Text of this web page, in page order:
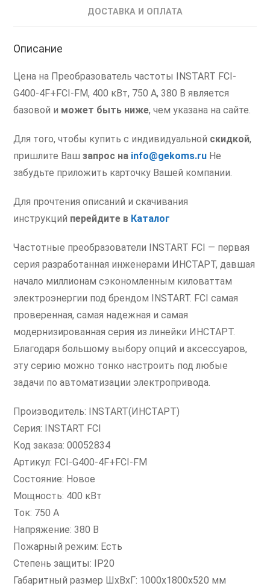
00052834
ДОСТАВКА И ОПЛАТА
Описание
Цена на Преобразователь частоты INSTART FCI-
G400-4F+FCI-FM, 400 кВт, 750 А, 380 В является
базовой и может быть ниже, чем указана на сайте.
Для того, чтобы купить с индивидуальной скидкой,
пришлите Вашзапрос на info@gekoms.ru Не
забудьте приложить карточку Вашей компании.
Для прочтения описаний и скачивания
инструкций перейдите в Каталог
Частотные преобразователи INSTART FCI — первая
серия разработанная инженерами ИНСТАРТ, давшая
начало миллионам сэкономленным киловаттам
электроэнергии под брендом INSTART. FCI самая
проверенная, самая надежная и самая
модернизированная серия из линейки ИНСТАРТ.
Благодаря большому выбору опций и аксессуаров,
эту серию можно тонко настроить под любые
задачи по автоматизации электропривода.
Производитель: INSTART(ИНСТАРТ)
Серия: INSTART FCI
Код заказа: 00052834
Артикул: FCI-G400-4F+FCI-FM
Состояние: Новое
Мощность: 400 кВт
Ток: 750 А
Напряжение: 380 В
Пожарный режим: Есть
Степень защиты: IP20
Габаритный размер ШхВхГ: 1000х1800х520 мм